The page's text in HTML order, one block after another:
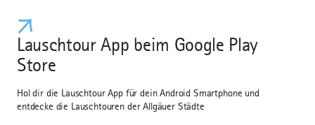
Lauschtour App beim Google Play
Store
Hol dir die Lauschtour App für dein Android Smartphone und
entdecke die Lauschtouren der Allgäuer Städte